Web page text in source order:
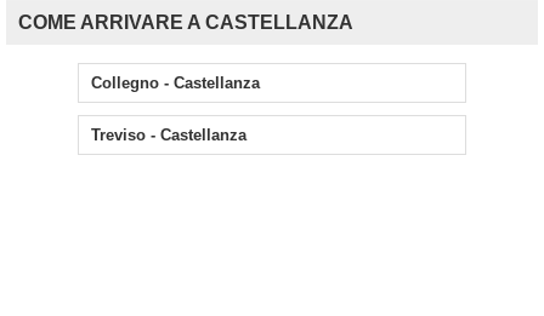
COME ARRIVARE A CASTELLANZA
Collegno - Castellanza
Treviso - Castellanza